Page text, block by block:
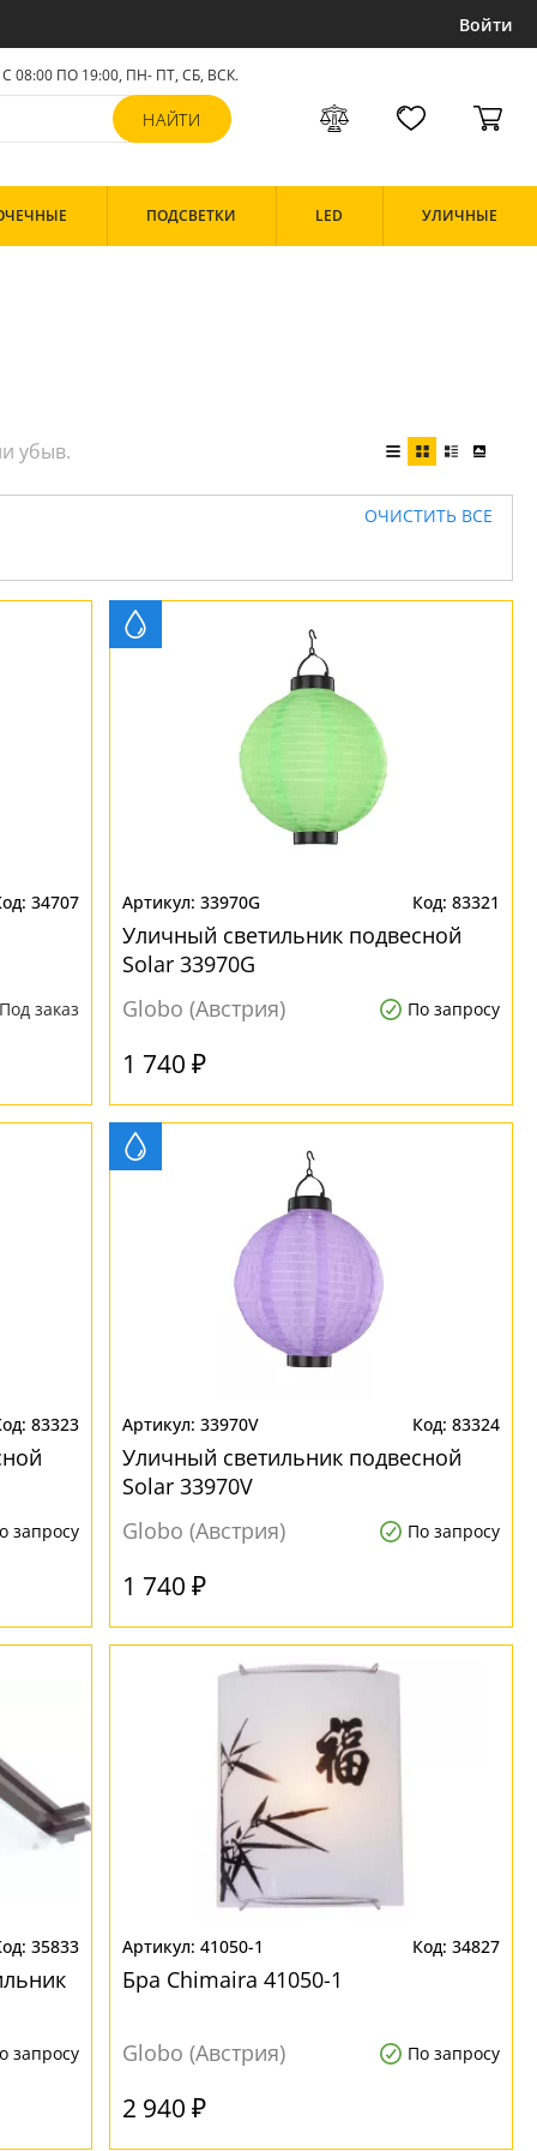
Войти
С 08:00 ПО 19:00, ПН- ПТ, СБ, ВСК.
ПОДСВЕТКИ LED УЛИЧНЫЕ
ОЧИСТИТЬ ВСЕ
34707
Под заказ
33970G 83321
Уличный светильник подвесной
Solar 33970G
Globo (Австрия)
По запросу
1 740 ₽
83323
запросу
33970V 83324
Уличный светильник подвесной
Solar 33970V
Globo (Австрия)
По запросу
1 740 ₽
35833
запросу
41050-1 34827
Бра Chimaira 41050-1
Globo (Австрия) По запросу
2 940 ₽